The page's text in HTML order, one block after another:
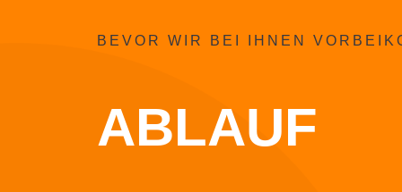
BEVOR WIR BEI IHNEN
ABLAUF